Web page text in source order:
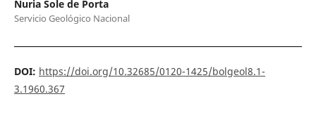
Nuria Sole de Porta
Servicio Geológico Nacional
DOI: https://doi.org/10.32685/0120-1425/bolgeol8.1-
3.1960.367